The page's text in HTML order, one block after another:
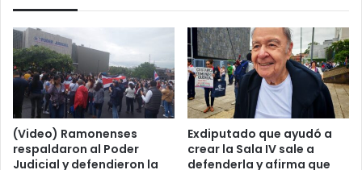
(Video) Ramonenses
respaldaron al Poder
Judicial y defendieron la
Exdiputado que ayudó a
crear la Sala IV sale a
defenderla y afirma que